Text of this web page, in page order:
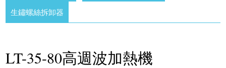
生鏽螺絲拆卸器
LT-35-80高週波加熱機